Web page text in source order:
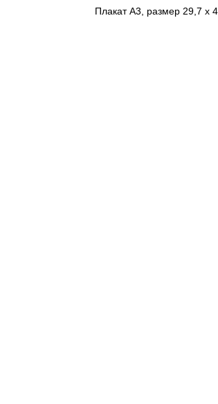
Плакат А3, размер 29,7 х